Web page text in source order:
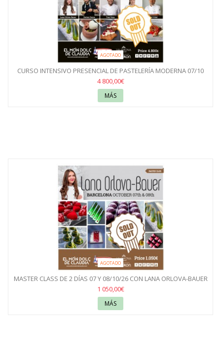
AGOTADO
CURSO INTENSIVO PRESENCIAL DE PASTELERÍA MODERNA 07/10
AL...
4 800,00€
MÁS
AGOTADO
MASTER CLASS DE 2 DÍAS 07 Y 08/10/26 CON LANA ORLOVA-BAUER
1 050,00€
MÁS